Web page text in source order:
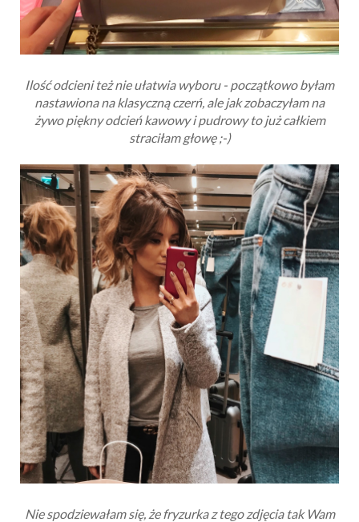
Ilość odcieni też nie ułatwia wyboru - początkowo byłam
nastawiona na klasyczną czerń, ale jak zobaczyłam na
żywo piękny odcień kawowy i pudrowy to już całkiem
straciłam głowę ;-)
Nie spodziewałam się, że fryzurka z tego zdjęcia tak Wam